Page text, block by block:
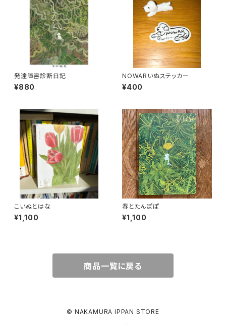
発達障害診断日記
¥880
NOWARいぬステッカー
¥400
こいぬとはな
¥1,100
春とたんぽぽ
¥1,100
商品一覧に戻る
© NAKAMURA IPPAN STORE